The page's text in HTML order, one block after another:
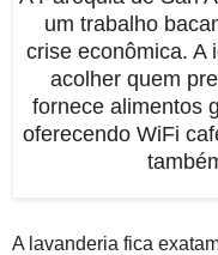
um trabalho
crise econômica. A
acolher quem
fornece alimentos
oferecendo WiFi
A lavanderia fica